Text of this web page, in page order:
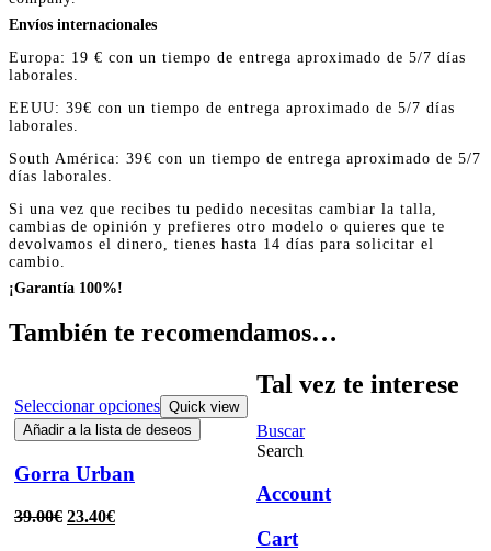
Envíos internacionales
Europa: 19 € con un tiempo de entrega aproximado de 5/7 días
laborales.
EEUU: 39€ con un tiempo de entrega aproximado de 5/7 días
laborales.
South América: 39€ con un tiempo de entrega aproximado de 5/7
días laborales.
Si una vez que recibes tu pedido necesitas cambiar la talla,
cambias de opinión y prefieres otro modelo o quieres que te
devolvamos el dinero, tienes hasta 14 días para solicitar el
cambio.
¡Garantía 100%!
También te recomendamos…
Seleccionar opciones Quick view
Añadir a la lista de deseos
Gorra Urban
39.00€ 23.40€
Tal vez te interese
Buscar
Search
Account
Cart